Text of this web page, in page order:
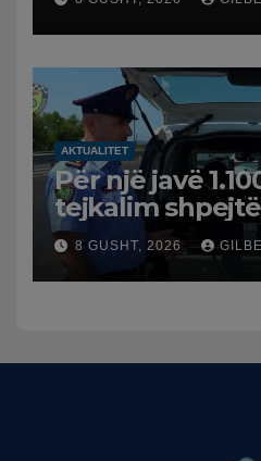
AKTUALITET
Për një javë
tejkalim
publikon
trafikut së
funksion
8 GUSHT, 2026